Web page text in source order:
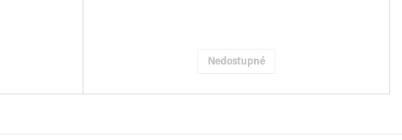
Nedostupné